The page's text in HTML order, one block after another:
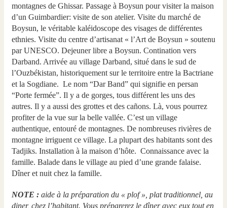
montagnes de Ghissar. Passage à Boysun pour visiter la maison
d’un Guimbardier: visite de son atelier. Visite du marché de
Boysun, le véritable kaléidoscope des visages de différentes
ethnies. Visite du centre d’artisanat « l’Art de Boysun » soutenu
par UNESCO. Dejeuner libre a Boysun. Contination vers
Darband. Arrivée au village Darband, situé dans le sud de
l’Ouzbékistan, historiquement sur le territoire entre la Bactriane
et la Sogdiane. Le nom “Dar Band” qui signifie en persan
“Porte fermée”. Il y a de gorges, tous différent les uns des
autres. Il y a aussi des grottes et des cañons. Là, vous pourrez
profiter de la vue sur la belle vallée. C’est un village
authentique, entouré de montagnes. De nombreuses rivières de
montagne irriguent ce village. La plupart des habitants sont des
Tadjiks. Installation à la maison d’hôte. Connaissance avec la
famille. Balade dans le village au pied d’une grande falaise.
Dîner et nuit chez la famille.
NOTE : aide à la préparation du « plof », plat traditionnel, au
diner, chez l’habitant. Vous préparerez le dîner avec eux tout en